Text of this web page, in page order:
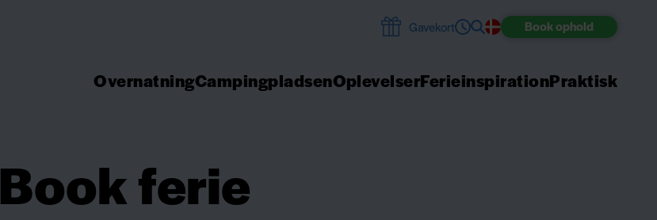
Gavekort Bookophold
OvernatningCampingpladsenOplevelserFerieinspirationPraktisk
Book ferie